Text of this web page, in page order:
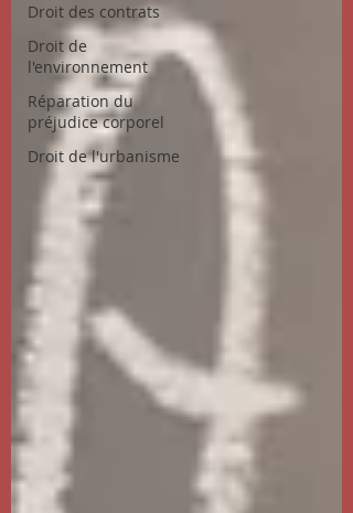
Droit des contrats
Droit de
l'environnement
Réparation du
préjudice corporel
Droit de l'urbanisme